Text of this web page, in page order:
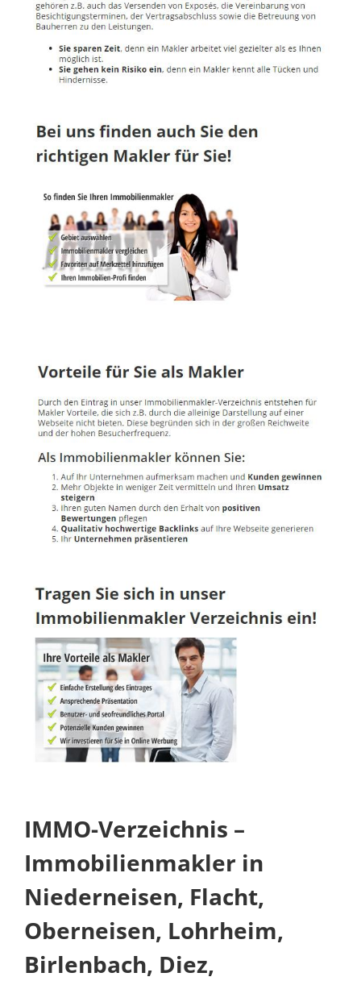
IMMO-Verzeichnis –
Immobilienmakler in
Niederneisen, Flacht,
Oberneisen, Lohrheim,
Birlenbach, Diez,